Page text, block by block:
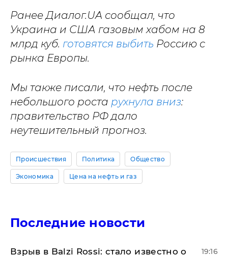
Ранее Диалог.UA сообщал, что
Украина и США газовым хабом на 8
млрд куб. готовятся выбить Россию с
рынка Европы.
Мы также писали, что нефть после
небольшого роста рухнула вниз:
правительство РФ дало
неутешительный прогноз.
Происшествия Политика Общество
Экономика Цена на нефть и газ
Последние новости
Взрыв в Balzi Rossi: стало известно о
19:16